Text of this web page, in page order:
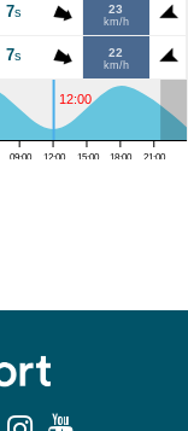
7s 23
km/h
7s 22
km/h
12:00
09:00 12:00 15:00 18:00 21:00